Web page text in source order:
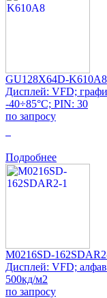
GU128X64D-K610A8
Дисплей: VFD;
-40÷85°C; PIN: 30
по запросу
Подробнее
M0216SD-
Дисплей: VFD;
500кд/м2
по запросу